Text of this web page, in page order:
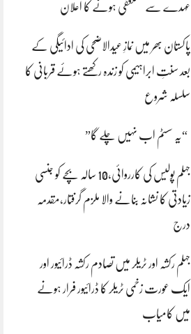
عہدے سے مستعفی ہونے کا اعلان
پاکستان بھر میں نمازِ عیدالاضحی کی ادائیگی کے
بعد سنتِ ابراہیمی کو زندہ رکھتے ہوئے قربانی کا
سلسلہ شروع
“یہ سسٹم اب نہیں چلے گا”
جہلم پولیس کی کارروائی،10 سالہ بچے کو جنسی
زیادتی کا نشانہ بنانے والا ملزم گرفتار،مقدمہ
درج
جہلم رکشہ اور ٹریلر میں تصادم رکشہ ڈرائیور اور
ایک عورت زخمی ٹریلر کا ڈرائیور فرار ہونے
میں کامیاب